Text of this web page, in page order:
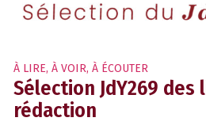
À LIRE, À VOIR, À ÉCOUTER
Sélection JdY269 des
rédaction